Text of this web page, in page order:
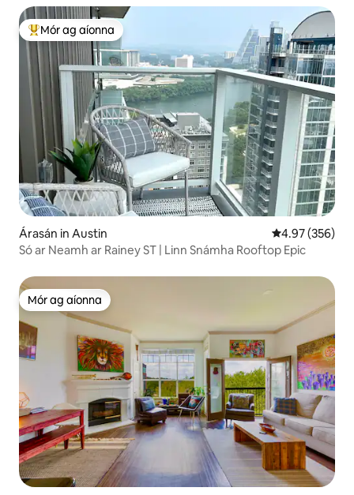
An-mhór ag aíonna
Mór ag aíonna
Árasán in Austin Meánrátáil
4.97 (356)
Só ar Neamh ar Rainey ST | Linn Snámha Rooftop Epic
Mór ag aíonna
Mór ag aíonna